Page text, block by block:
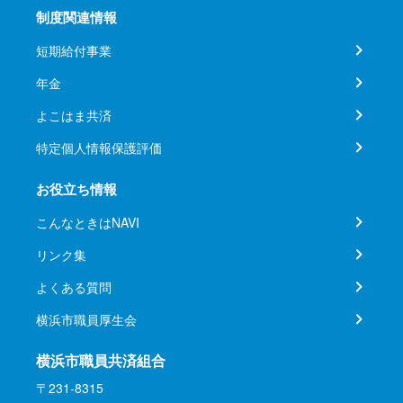
制度関連情報
短期給付事業
年金
よこはま共済
特定個人情報保護評価
お役立ち情報
こんなときはNAVI
リンク集
よくある質問
横浜市職員厚生会
横浜市職員共済組合
〒231-8315